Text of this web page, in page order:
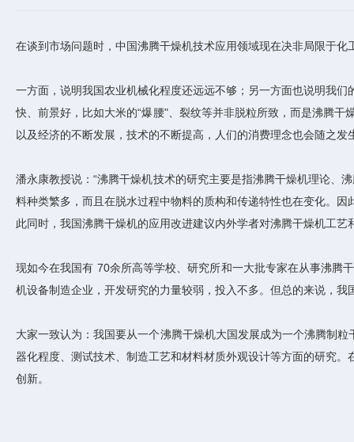
在谈到市场问题时，中国沸腾干燥机技术应用领域现在决非局限于
一方面，说明我国农业机械化程度还远远不够；另一方面也说明我
快、前景好，比如大米的“爆腰"、裂纹等并非脱粒所致，而是沸腾
以及经济的不断发展，技术的不断提高，人们的消费理念也会随之发
潘永康教授说：“沸腾干燥机技术的研究主要是指沸腾干燥机理论、
料种类繁多，而且在脱水过程中物料的质构和传递特性也在变化。
此同时，我国沸腾干燥机的应用改进建议内外学者对沸腾干燥机工艺
现如今在我国有 70余所高等学校、研究所和一大批专家在从事沸腾
机设备制造企业，开发研究的力量较弱，投入不多。但总的来说，
大家一致认为：我国要从一个沸腾干燥机大国发展成为一个沸腾制
器化程度、测试技术、制造工艺和材料材质外观设计等方面的研究
创新。